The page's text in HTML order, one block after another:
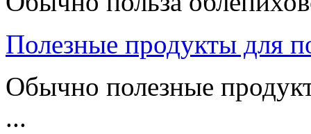
Полезные продукты для
Обычно полезные
...